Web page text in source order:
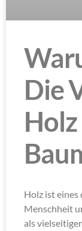
Die
Holz
Holz ist
Menschheit
als